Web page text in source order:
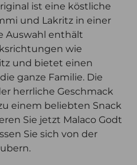
ist eine köstliche
und Lakritz in einer
Auswahl enthält
wie
und bietet einen
ganze Familie. Die
herrliche Geschmack
einem beliebten Snack
Sie jetzt Malaco Godt
Sie sich von der